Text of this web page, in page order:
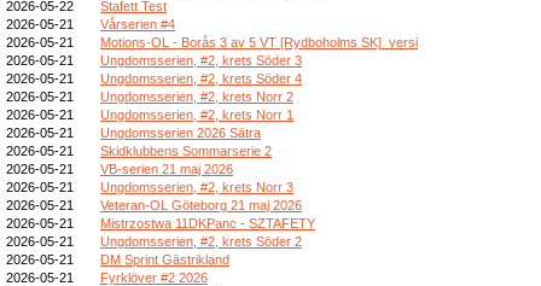
2026-05-22
Stafett Test
2026-05-21
Vårserien #4
2026-05-21
Motions-OL - Borås 3 av 5 VT [Rydboholms SK]_versi
2026-05-21
Ungdomsserien, #2, krets Söder 3
2026-05-21
Ungdomsserien, #2, krets Söder 4
2026-05-21
Ungdomsserien, #2, krets Norr 2
2026-05-21
Ungdomsserien, #2, krets Norr 1
2026-05-21
Ungdomsserien 2026 Sätra
2026-05-21
Skidklubbens Sommarserie 2
2026-05-21
VB-serien 21 maj 2026
2026-05-21
Ungdomsserien, #2, krets Norr 3
2026-05-21
Veteran-OL Göteborg 21 maj 2026
2026-05-21
Mistrzostwa 11DKPanc - SZTAFETY
2026-05-21
Ungdomsserien, #2, krets Söder 2
2026-05-21
DM Sprint Gästrikland
2026-05-21
Fyrklöver #2 2026